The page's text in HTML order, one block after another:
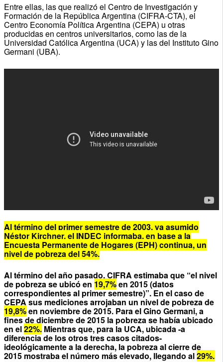
Entre ellas, las que realizó el Centro de Investigación y
Formación de la República Argentina (CIFRA-CTA), el
Centro Economía Política Argentina (CEPA) u otras
producidas en centros universitarios, como las de la
Universidad Católica Argentina (UCA) y las del Instituto Gino
Germani (UBA).
Al término del primer semestre de 2003, ya asumido
Néstor Kirchner, el INDEC informaba, en base a la
Encuesta Permanente de Hogares (EPH) continua, un
nivel de pobreza del 54%.
Al término del año pasado, CIFRA estimaba que “el nivel
de pobreza se ubicó en 19,7%en 2015 (datos
correspondientes al primer semestre)”. En el caso de
CEPA sus mediciones arrojaban un nivel de pobreza de
19,8%en noviembre de 2015. Para el Gino Germani, a
fines de diciembre de 2015 la pobreza se había ubicado
en el22%.Mientras que, para la UCA, ubicada -a
diferencia de los otros tres casos citados-
ideológicamente a la derecha, la pobreza al cierre de
2015 mostraba el número más elevado, llegando al29%.